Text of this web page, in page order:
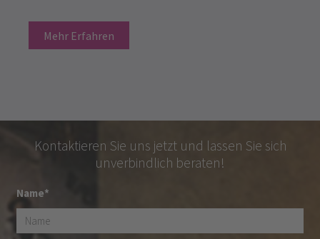
Mehr Erfahren
Kontaktieren Sie uns jetzt und lassen Sie sich
unverbindlich beraten!
Name*